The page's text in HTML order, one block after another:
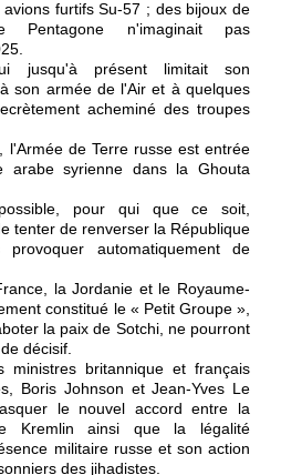
furtifs Su-57 ; des bijoux de
Pentagone n'imaginait pas
jusqu'à présent limitait son
son armée de l'Air et à quelques
acheminé des troupes
l'Armée de Terre russe est entrée
arabe syrienne dans la Ghouta
pour qui que ce soit,
tenter de renverser la République
automatiquement de
la Jordanie et le Royaume-
constitué le « Petit Groupe »,
la paix de Sotchi, ne pourront
décisif.
ministres britannique et français
Boris Johnson et Jean-Yves Le
le nouvel accord entre la
Kremlin ainsi que la légalité
militaire russe et son action
des jihadistes.